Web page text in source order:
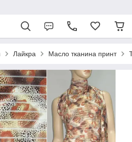
Лайкра Масло тканина принт